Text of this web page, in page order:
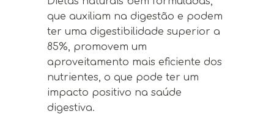
que auxiliam na digestão e podem
ter uma digestibilidade superior a
85%, promovem um
aproveitamento mais eficiente dos
nutrientes, o que pode ter um
impacto positivo na saúde
digestiva.